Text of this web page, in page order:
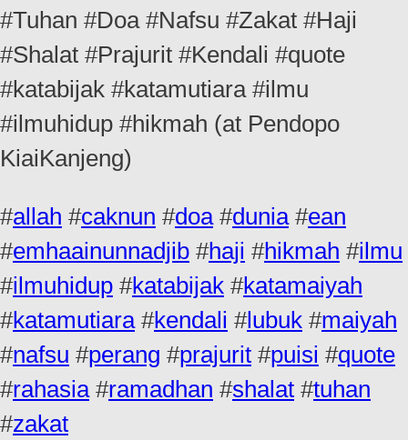
#Tuhan #Doa #Nafsu #Zakat #Haji
#Shalat #Prajurit #Kendali #quote
#katabijak #katamutiara #ilmu
#ilmuhidup #hikmah (at Pendopo
KiaiKanjeng)
#allah #caknun #doa#dunia#ean
#emhaainunnadjib #haji #hikmah #ilmu
#ilmuhidup #katabijak #katamaiyah
#katamutiara#kendali #lubuk #maiyah
#nafsu #perang #prajurit #puisi #quote
#rahasia#ramadhan #shalat #tuhan
#zakat